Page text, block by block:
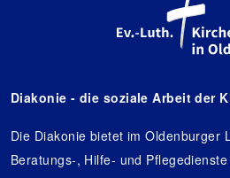
Diakonie - die soziale Arbeit der
Die Diakonie bietet im Oldenburger
Beratungs-, Hilfe- und